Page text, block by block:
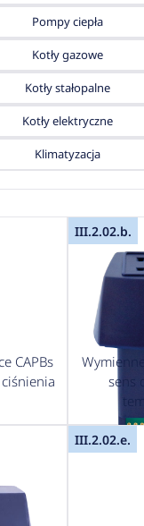
Pompy ciepła
Kotły gazowe
Kotły stałopalne
Kotły elektryczne
Klimatyzacja
CAPBs
III.2.02.b.
sens
III.2.02.e.